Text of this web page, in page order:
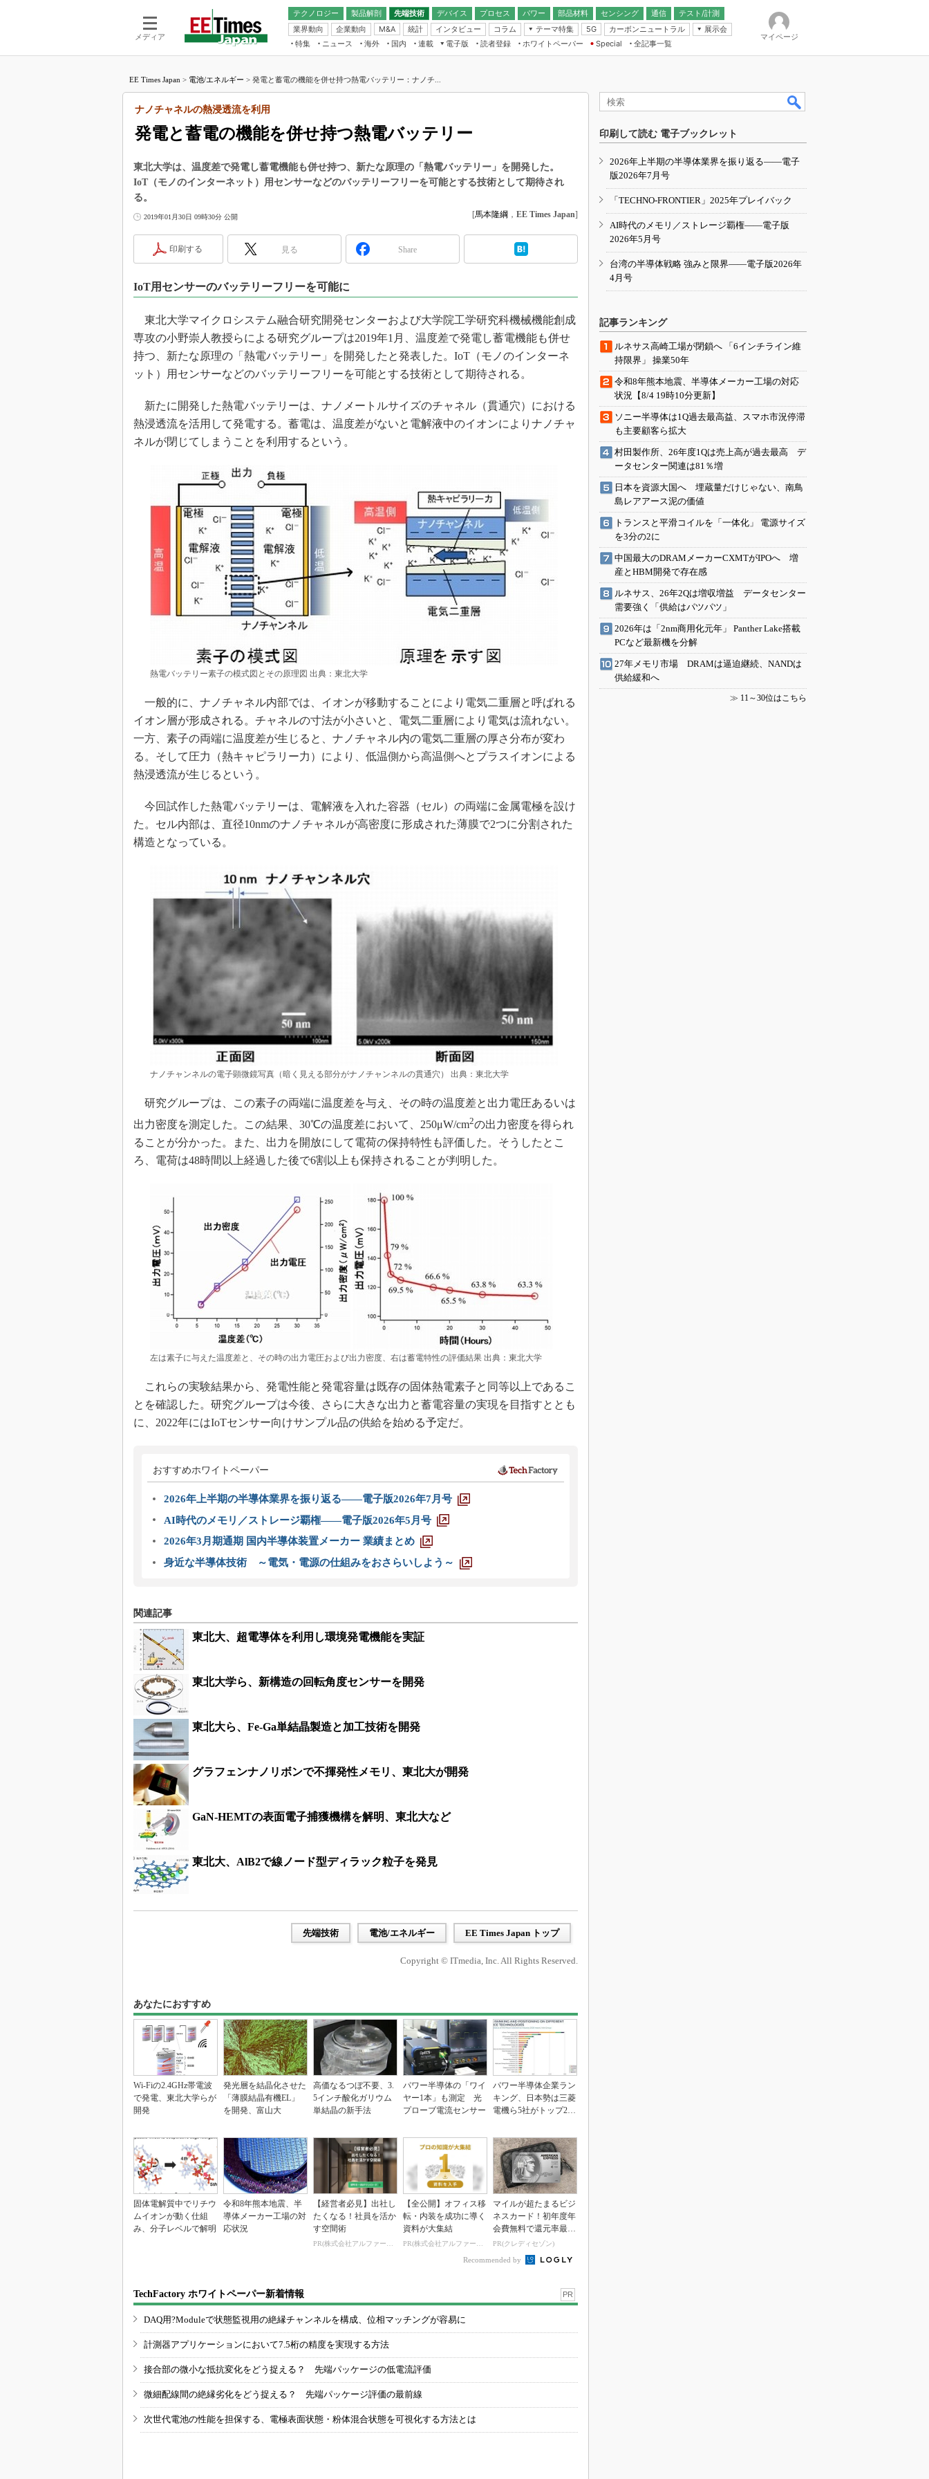
メディア
テクノロジー 製品解剖
先端技術
電池／エネルギー
デバイス
アナログ
マイコン
プロセス パワー 部品材料 センシング
通信
無線
テスト/計測
業界動向
企業動向 M&A 統計 インタビュー コラム
テーマ特集
フィジカルAI
読者調査（EE Times Research）
エレクトロニクス入門（EDN
5G カーボンニュートラル
展示会
IoT・エッジコンピューティング
EXPO
TECHNO-FRONTIER
人とくるま展
特集 ニュース 海外 国内
連載
福田昭のデバイス通信
大山聡の業界スコープ
リタイア直前エンジニアの社会人大
学漂流記
この10年で起こったこと、次の10年
製品分解で探るアジアの新トレンド
光伝送技術を知る
“異端児エンジニア”が仕掛けた社内
改革、執念の180日
イノベーションは日本を救うのか
IHSアナリスト「未来展望」
「英語に愛されないエンジニア」の
ための新行動論
電子版
電子ブックレット
読者登録 ホワイトペーパー
Special
全記事一覧
マイページ
EE Times Japan > 電池/エネルギー > 発電と蓄電の機能を併せ持つ熱電バッテリー：ナノチ...
発電と蓄電の機能を併せ持つ熱電バッテリー
ナノチャネルの熱浸透流を利用
東北大学は、温度差で発電し蓄電機能も併せ持つ、新たな原理の「熱電バッテリー」を開発した。
IoT（モノのインターネット）用センサーなどのバッテリーフリーを可能とする技術として期待され
る。
2019年01月30日 09時30分 公開 [馬本隆綱 ， EE Times Japan]
印刷する 見る Share
IoT用センサーのバッテリーフリーを可能に
東北大学マイクロシステム融合研究開発センターおよび大学院工学研究科機械機能創成
専攻の小野崇人教授らによる研究グループは2019年1月、温度差で発電し蓄電機能も併せ
持つ、新たな原理の「熱電バッテリー」を開発したと発表した。IoT（モノのインターネ
ット）用センサーなどのバッテリーフリーを可能とする技術として期待される。
新たに開発した熱電バッテリーは、ナノメートルサイズのチャネル（貫通穴）における
熱浸透流を活用して発電する。蓄電は、温度差がないと電解液中のイオンによりナノチャ
ネルが閉じてしまうことを利用するという。
熱電バッテリー素子の模式図とその原理図 出典：東北大学
一般的に、ナノチャネル内部では、イオンが移動することにより電気二重層と呼ばれる
イオン層が形成される。チャネルの寸法が小さいと、電気二重層により電気は流れない。
一方、素子の両端に温度差が生じると、ナノチャネル内の電気二重層の厚さ分布が変わ
る。そして圧力（熱キャピラリー力）により、低温側から高温側へとプラスイオンによる
熱浸透流が生じるという。
今回試作した熱電バッテリーは、電解液を入れた容器（セル）の両端に金属電極を設け
た。セル内部は、直径10nmのナノチャネルが高密度に形成された薄膜で2つに分割された
構造となっている。
ナノチャンネルの電子顕微鏡写真（暗く見える部分がナノチャンネルの貫通穴） 出典：東北大学
研究グループは、この素子の両端に温度差を与え、その時の温度差と出力電圧あるいは
出力密度を測定した。この結果、30℃の温度差において、250μW/cm2の出力密度を得られ
ることが分かった。また、出力を開放にして電荷の保持特性も評価した。そうしたとこ
ろ、電荷は48時間以上経過した後で6割以上も保持されることが判明した。
左は素子に与えた温度差と、その時の出力電圧および出力密度、右は蓄電特性の評価結果 出典：東北大学
これらの実験結果から、発電性能と発電容量は既存の固体熱電素子と同等以上であるこ
とを確認した。研究グループは今後、さらに大きな出力と蓄電容量の実現を目指すととも
に、2022年にはIoTセンサー向けサンプル品の供給を始める予定だ。
おすすめホワイトペーパー
2026年上半期の半導体業界を振り返る――電子版2026年7月号
AI時代のメモリ／ストレージ覇権――電子版2026年5月号
2026年3月期通期 国内半導体装置メーカー 業績まとめ
身近な半導体技術 ～電気・電源の仕組みをおさらいしよう～
関連記事
東北大、超電導体を利用し環境発電機能を実証
東北大学ら、新構造の回転角度センサーを開発
東北大ら、Fe-Ga単結晶製造と加工技術を開発
グラフェンナノリボンで不揮発性メモリ、東北大が開発
GaN-HEMTの表面電子捕獲機構を解明、東北大など
東北大、AlB2で線ノード型ディラック粒子を発見
先端技術 電池/エネルギー EE Times Japan トップ
Copyright © ITmedia, Inc. All Rights Reserved.
あなたにおすすめ
Wi-Fiの2.4GHz帯電波
で発電、東北大学らが
開発
発光層を結晶化させた
「薄膜結晶有機EL」
を開発、富山大
高価なるつぼ不要、3.
5インチ酸化ガリウム
単結晶の新手法
パワー半導体の「ワイ
ヤー1本」も測定 光
プローブ電流センサー
パワー半導体企業ラン
キング、日本勢は三菱
電機ら5社がトップ20
固体電解質中でリチウ
ムイオンが動く仕組
み、分子レベルで解明
令和8年熊本地震、半
導体メーカー工場の対
応状況
【経営者必見】出社し
たくなる！社員を活か
す空間術
【全公開】オフィス移
転・内装を成功に導く
資料が大集結
マイルが超たまるビジ
ネスカード！初年度年
会費無料で還元率最大
1.125%
PR(クレディセゾン)
Recommended by
TechFactory ホワイトペーパー新着情報 PR
DAQ用?Moduleで状態監視用の絶縁チャンネルを構成、位相マッチングが容易に
計測器アプリケーションにおいて7.5桁の精度を実現する方法
接合部の微小な抵抗変化をどう捉える？ 先端パッケージの低電流評価
微細配線間の絶縁劣化をどう捉える？ 先端パッケージ評価の最前線
次世代電池の性能を担保する、電極表面状態・粉体混合状態を可視化する方法とは
印刷して読む 電子ブックレット
2026年上半期の半導体業界を振り返る――電子
版2026年7月号
「TECHNO-FRONTIER」2025年プレイバック
AI時代のメモリ／ストレージ覇権――電子版
2026年5月号
台湾の半導体戦略 強みと限界――電子版2026年
4月号
記事ランキング
ルネサス高崎工場が閉鎖へ 「6インチライン維
持限界」 操業50年
令和8年熊本地震、半導体メーカー工場の対応
状況【8/4 19時10分更新】
ソニー半導体は1Q過去最高益、スマホ市況停滞
も主要顧客ら拡大
村田製作所、26年度1Qは売上高が過去最高 デ
ータセンター関連は81％増
日本を資源大国へ 埋蔵量だけじゃない、南鳥
島レアアース泥の価値
トランスと平滑コイルを「一体化」 電源サイズ
を3分の2に
中国最大のDRAMメーカーCXMTがIPOへ 増
産とHBM開発で存在感
ルネサス、26年2Qは増収増益 データセンター
需要強く「供給はパツパツ」
2026年は「2nm商用化元年」 Panther Lake搭載
PCなど最新機を分解
27年メモリ市場 DRAMは逼迫継続、NANDは
供給緩和へ
≫ 11～30位はこちら